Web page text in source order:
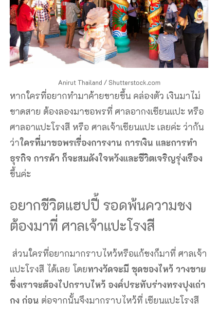
Anirut Thailand / Shutterstock.com
หากใครที่อยากทำมาค้ายขายขึ้น คล่องตัว เงินมาไม่
ขาดสาย ต้องลองมาขอพรที่ ศาลอากงเซียนแปะ หรือ
ศาลอาแปะโรงสี หรือ ศาลเจ้าเซียนแปะ เลยค่ะ ว่ากัน
ว่าใครที่มาขอพรเรื่องการงาน การเงิน และการทำ
ธุรกิจ การค้า ก็จะสมดังใจหวังและชีวิตเจริญรุ่งเรือง
ขึ้นค่ะ
อยากชีวิตแฮปปี้ รอดพ้นความชง
ต้องมาที่ ศาลเจ้าแปะโรงสี
ส่วนใครที่อยากมากราบไหว้หรือแก้ชงก็มาที่ ศาลเจ้า
แปะโรงสี ได้เลย โดยทางวัดจะมี ชุดของไหว้ วางขาย
ซึ่งเราจะต้องไปกราบไหว้ องค์ประทับร่างทรงปุงเถ่า
กง ก่อน ต่อจากนั้นจึงมากราบไหว้ที่ เซียนแปะโรงสี